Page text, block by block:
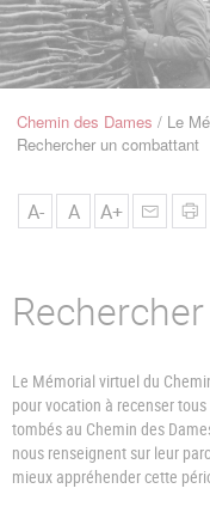
Navigation
Fil
Chemin des Dames Le
Rechercher un combattant
A- A A+
Le Mémorial virtuel du
pour vocation à recenser
tombés au Chemin des
nous renseignent sur leur
mieux appréhender cette